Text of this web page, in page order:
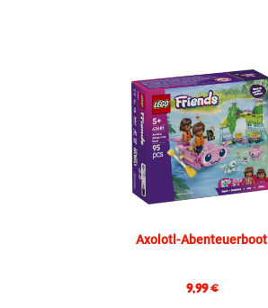
Axolotl-Abenteuerboot
9,99€